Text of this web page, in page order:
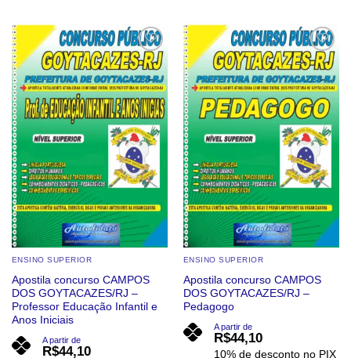
várias
variantes.
As
opções
podem
ser
escolhidas
na
página
do
produto
tem
várias
variantes.
As
opções
podem
ser
escolhidas
na
página
do
produto
Add to
wishlist
ENSINO SUPERIOR
Apostila concurso CAMPOS
DOS GOYTACAZES/RJ –
Professor Educação Infantil e
Anos Iniciais
A partir de
R$44,10
Add to
wishlist
ENSINO SUPERIOR
Apostila concurso CAMPOS
DOS GOYTACAZES/RJ –
Pedagogo
A partir de
R$44,10
10% de desconto no PIX